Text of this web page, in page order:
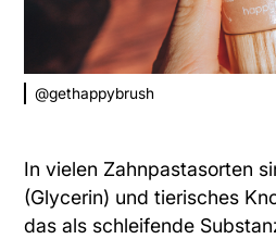
@gethappybrush
In vielen Zahnpastasorten
(Glycerin) und tierisches
das als schleifende